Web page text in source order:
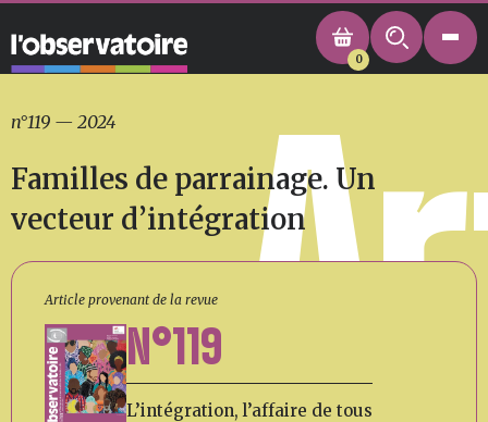
0
n°119 — 2024
Familles de parrainage. Un
vecteur d’intégration
Article provenant de la revue
N°119
L’intégration, l’affaire de tous